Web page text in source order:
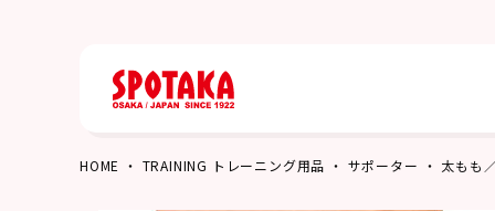
HOME TRAINING トレーニング用品 サポーター 太もも